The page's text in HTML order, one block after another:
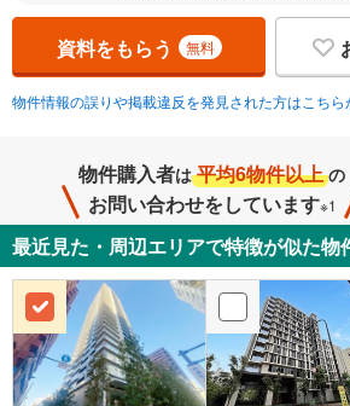
資料をもらう 無料
物件情報の誤りや掲載違反を発見された方はこちら
物件購入者は 平均6物件以上 の
お問い合わせをしています※1
最近見た・周辺エリアで特徴が似た物